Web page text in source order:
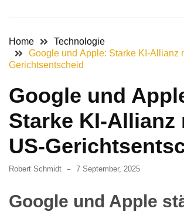
Home
Technologie
Google und Apple: Starke KI-Allianz
Gerichtsentscheid
Google und
Starke KI-Allianz
US-
Robert Schmidt 7 September, 2025
Google und Apple